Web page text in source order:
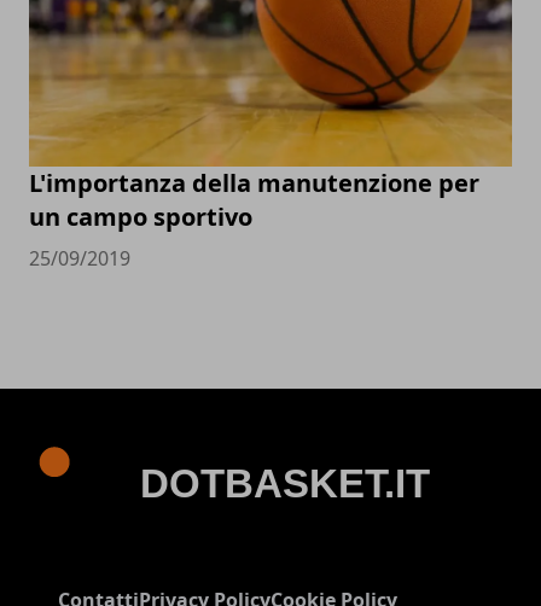
L'importanza della manutenzione per
un campo sportivo
25/09/2019
ContattiPrivacy PolicyCookie Policy